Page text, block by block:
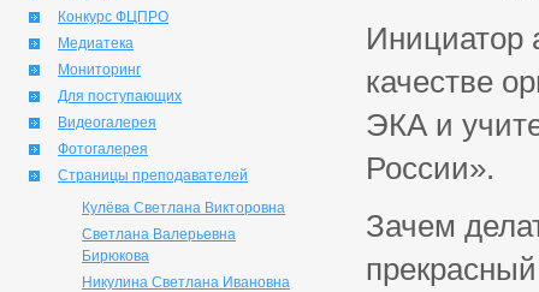
Конкурс ФЦПРО
Медиатека
Мониторинг
Для поступающих
Видеогалерея
Фотогалерея
Страницы преподавателей
Кулёва Светлана Викторовна
Светлана Валерьевна
Бирюкова
Никулина Светлана Ивановна
Инициатор
качестве
ЭКА и
России».
Зачем